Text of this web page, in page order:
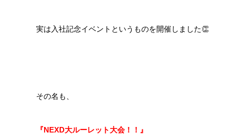
実は入社記念イベントというものを開催しました👏
その名も、
『NEXD大ルーレット大会！！』